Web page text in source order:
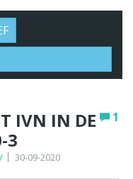
1
IVN IN DE
3
30-09-2020